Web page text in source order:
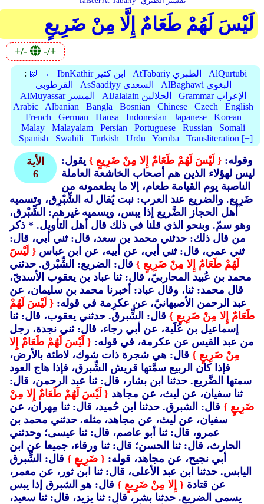
لَيْسَ لَهُمْ طَعَامٌ إِلَّا مِنْ ضَرِيعٍ
+/- -/+
: 📗 → IbnKathir ابن كثير AtTabariy الطبري
AlQurtubi
القرطوبي
AsSaadiyy السعدي
AlBaghawi البغوي
AlMuyassar الميسر
AlJalalain الجلالين
Grammar الإعراب
Arabic
Albanian Bangla Bosnian Chinese Czech
English
French
German Hausa Indonesian Japanese
Korean
Malay
Malayalam Persian Portuguese Russian
Somali
Spanish
Swahili Turkish Urdu Yoruba Transliteration [+]
الأية
6
وقوله: { لَيْسَ لَهُمْ طَعَامٌ إِلا مِنْ ضَرِيعٍ } يقول:
ليس لهؤلاء الذين هم أصحاب الخاشعة العاملة
الناصبة يوم القيامة طعام، إلا ما يطعمونه من
ضَرِيع. والضريع عند العرب: نبت يُقال له الشِّبْرِق، وتسميه
أهل الحجاز الضَّريع إذا يبس، ويسميه غيرهم: الشِّبْرق،
وهو سمّ. وبنحو الذي قلنا في ذلك قال أهل التأويل. * ذكر
من قال ذلك: حدثني محمد بن سعد، قال: ثني أبي، قال:
ثني عمي، قال: ثني أبي، عن أبيه، عن ابن عباس { لَيْسَ
لَهُمْ طَعَامٌ إِلا مِنْ ضَرِيعٍ } قال: الضريع: الشِّبْرق. حدثني
محمد بن عُبيد المحاربيّ، قال: ثنا عباد بن يعقوب الأسديّ،
قال محمد: ثنا، وقال عباد: أخبرنا محمد بن سليمان، عن
عبد الرحمن الأصبهانيّ، عن عكرِمة في قوله: { لَيْسَ لَهُمْ
طَعَامٌ إِلا مِنْ ضَرِيعٍ } قال: الشِّبرق. حدثني يعقوب، قال: ثنا
إسماعيل بن عُلَية، عن أبي رجاء، قال: ثني نجدة، رجل
من عبد القيس عن عكرمة، في قوله: { لَيْسَ لَهُمْ طَعَامٌ إِلا
مِنْ ضَرِيعٍ } قال: هي شجرة ذات شوك، لاطئة بالأرض،
فإذا كان الربيع سمَّتها قريش الشِّبرق، فإذا هاج العود
سمتها الضَّريع. حدثنا ابن بشار، قال: ثنا عبد الرحمن، قال:
ثنا سفيان، عن ليث، عن مجاهد { لَيْسَ لَهُمْ طَعَامٌ إِلا مِنْ
ضَرِيعٍ } قال: الشبرق. حدثنا ابن حُميد، قال: ثنا مِهران، عن
سفيان، عن ليث، عن مجاهد، مثله. حدثني محمد بن
عمرو، قال: ثنا أبو عاصم، قال: ثنا عيسى؛ وحدثني
الحارث، قال: ثنا الحسن؛ قال: ثنا ورقاء، جميعا عن ابن
أبي نجيح، عن مجاهد، قوله: { ضَرِيعٍ } قال: الشِّبرق
اليابس. حدثنا ابن عبد الأعلى، قال: ثنا ابن ثور، عن معمر،
عن قتادة { إِلا مِنْ ضَرِيعٍ } قال: هو الشبرق إذا يبس
يسمى الضريع. حدثنا بشر، قال: ثنا يزيد، قال: ثنا سعيد،